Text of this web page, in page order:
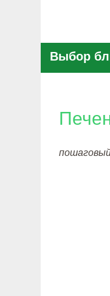
Выбор